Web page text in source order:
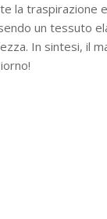
traspirazione
un tessuto
In sintesi, il